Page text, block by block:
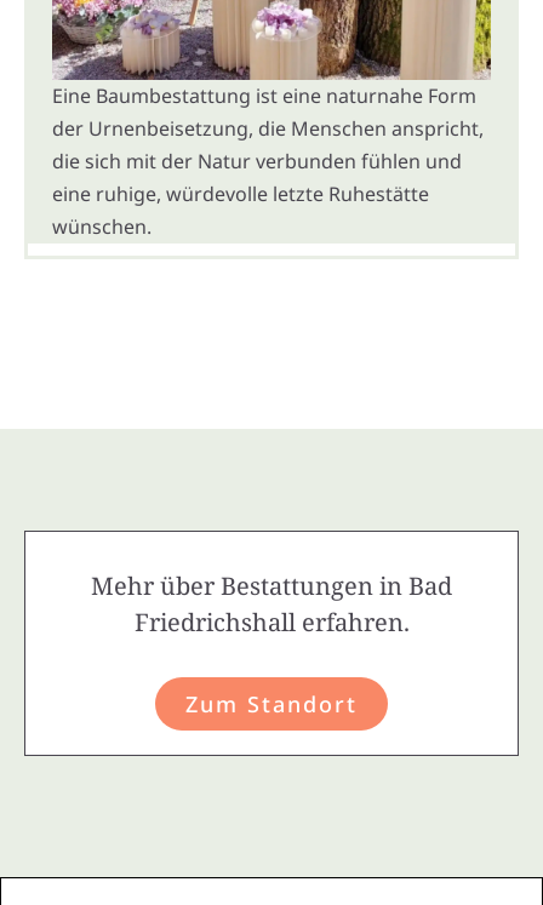
Eine Baumbestattung ist eine naturnahe Form
der Urnenbeisetzung, die Menschen anspricht,
die sich mit der Natur verbunden fühlen und
eine ruhige, würdevolle letzte Ruhestätte
wünschen.
Mehr über Bestattungen in Bad
Friedrichshall erfahren.
Zum Standort